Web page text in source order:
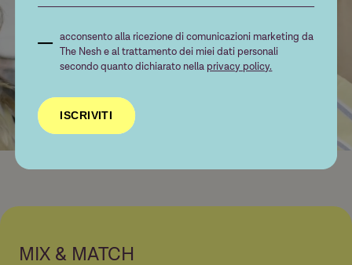
acconsento alla ricezione di comunicazioni marketing da
The Nesh e al trattamento dei miei dati personali
secondo quanto dichiarato nella privacy policy.
ISCRIVITI
4
14mm
14,3mm
14,6mm
11
16,2mm
13
MIX & MATCH